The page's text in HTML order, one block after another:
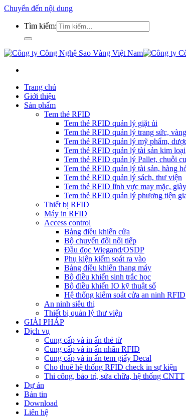
Chuyển đến nội dung
Tìm kiếm:
Trang chủ
Giới thiệu
Sản phẩm
Tem thẻ RFID
Tem thẻ RFID quản lý giặt ủi
Tem thẻ RFID quản lý trang sức,
Tem thẻ RFID quản lý mỹ phẩm,
Tem thẻ RFID quản lý tài sản kim loại
Tem thẻ RFID quản lý Pallet, chuỗi
Tem thẻ RFID quản lý tài sản, hàng
Tem thẻ RFID quản lý sách, thư viện
Tem thẻ RFID lĩnh vực may mặc,
Tem thẻ RFID quản lý phương tiện
Thiết bị RFID
Máy in RFID
Access control
Bảng điều khiển cửa
Bộ chuyển đổi nối tiếp
Đầu đọc Wiegand/OSDP
Phụ kiện kiểm soát ra vào
Bảng điều khiển thang máy
Bộ điều khiển sinh trắc học
Bộ điều khiển IO kỹ thuật số
Hệ thống kiểm soát cửa an ninh RFID
An ninh siêu thị
Thiết bị quản lý thư viện
GIẢI PHÁP
Dịch vụ
Cung cấp và in ấn thẻ từ
Cung cấp và in ấn nhãn RFID
Cung cấp và in ấn tem giấy Decal
Cho thuê hệ thống RFID check in sự kiện
Thi công, bảo trì, sửa chữa, hệ thống CNTT
Dự án
Bản tin
Download
Liên hệ